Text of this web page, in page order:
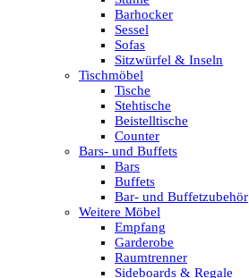
Barhocker
Sessel
Sofas
Sitzwürfel & Inseln
Tischmöbel
Tische
Stehtische
Beistelltische
Counter
Bars- und Buffets
Bars
Buffets
Bar- und Buffetzubehör
Weitere Möbel
Empfang
Garderobe
Raumtrenner
Sideboards & Regale